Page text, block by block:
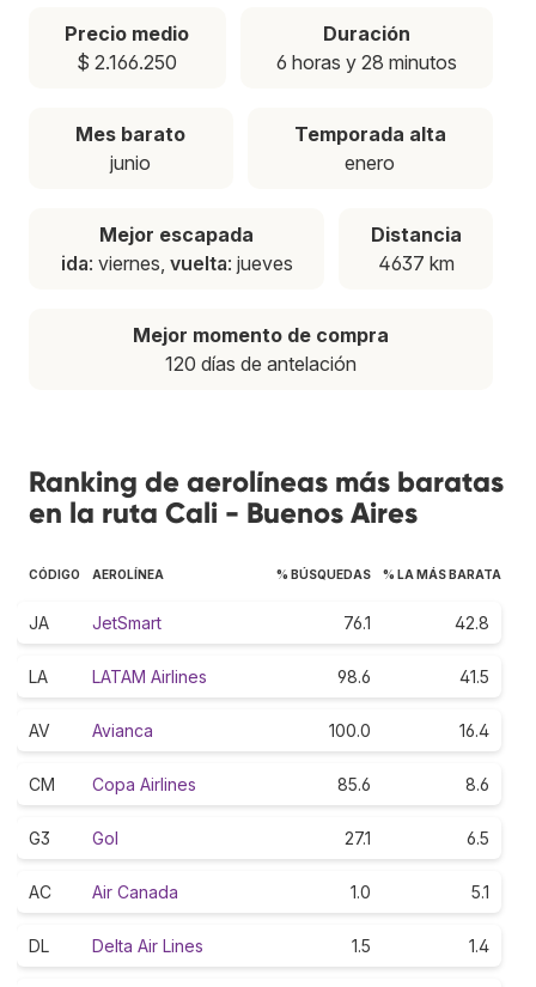
Precio medio
$ 2.166.250
Duración
6 horas y 28 minutos
Mes barato
junio
Temporada alta
enero
Mejor escapada
ida: viernes, vuelta: jueves
Distancia
4637 km
Mejor momento de compra
120 días de antelación
Ranking de aerolíneas más baratas
en la ruta Cali - Buenos Aires
CÓDIGO AEROLÍNEA % BÚSQUEDAS % LA MÁS BARATA
JA JetSmart 76.1 42.8
LA LATAM Airlines 98.6 41.5
AV Avianca 100.0 16.4
CM Copa Airlines 85.6 8.6
G3 Gol 27.1 6.5
AC Air Canada 1.0 5.1
DL Delta Air Lines 1.5 1.4